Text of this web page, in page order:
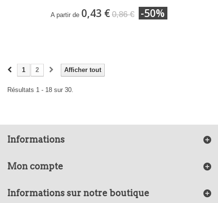
A partir de 0,43 € 0,86 € -50%
Afficher tout
1 2
Résultats 1 - 18 sur 30.
Informations
Mon compte
Informations sur notre boutique